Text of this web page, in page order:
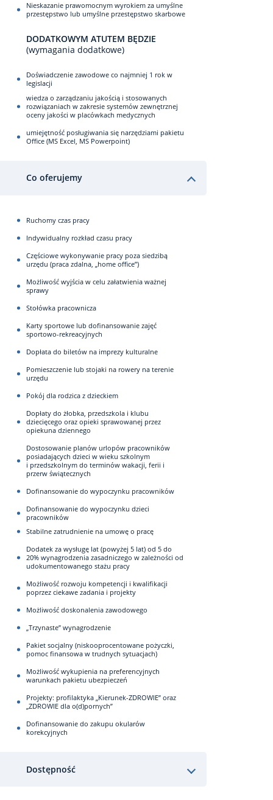
Nieskazanie prawomocnym wyrokiem za umyślne
przestępstwo lub umyślne przestępstwo skarbowe
DODATKOWYM ATUTEM BĘDZIE
(wymagania dodatkowe)
Doświadczenie zawodowe co najmniej 1 rok w
legislacji
wiedza o zarządzaniu jakością i stosowanych
rozwiązaniach w zakresie systemów zewnętrznej
oceny jakości w placówkach medycznych
umiejętność posługiwania się narzędziami pakietu
Office (MS Excel, MS Powerpoint)
Co oferujemy
Ruchomy czas pracy
Indywidualny rozkład czasu pracy
Częściowe wykonywanie pracy poza siedzibą
urzędu (praca zdalna, „home office”)
Możliwość wyjścia w celu załatwienia ważnej
sprawy
Stołówka pracownicza
Karty sportowe lub dofinansowanie zajęć
sportowo-rekreacyjnych
Dopłata do biletów na imprezy kulturalne
Pomieszczenie lub stojaki na rowery na terenie
urzędu
Pokój dla rodzica z dzieckiem
Dopłaty do żłobka, przedszkola i klubu
dziecięcego oraz opieki sprawowanej przez
opiekuna dziennego
Dostosowanie planów urlopów pracowników
posiadających dzieci w wieku szkolnym
i przedszkolnym do terminów wakacji, ferii i
przerw świątecznych
Dofinansowanie do wypoczynku pracowników
Dofinansowanie do wypoczynku dzieci
pracowników
Stabilne zatrudnienie na umowę o pracę
Dodatek za wysługę lat (powyżej 5 lat) od 5 do
20% wynagrodzenia zasadniczego w zależności od
udokumentowanego stażu pracy
Możliwość rozwoju kompetencji i kwalifikacji
poprzez ciekawe zadania i projekty
Możliwość doskonalenia zawodowego
„Trzynaste” wynagrodzenie
Pakiet socjalny (niskooprocentowane pożyczki,
pomoc finansowa w trudnych sytuacjach)
Możliwość wykupienia na preferencyjnych
warunkach pakietu ubezpieczeń
Projekty: profilaktyka „Kierunek-ZDROWIE” oraz
„ZDROWIE dla o(d)pornych”
Dofinansowanie do zakupu okularów
korekcyjnych
Dostępność